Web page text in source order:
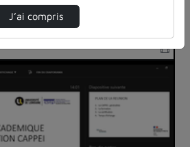
J’ai compris